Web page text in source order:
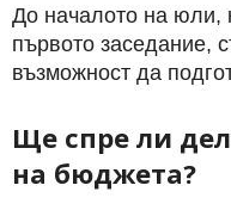
До началото на юли,
първото заседание,
възможност да
Ще спре ли
на бюджета?